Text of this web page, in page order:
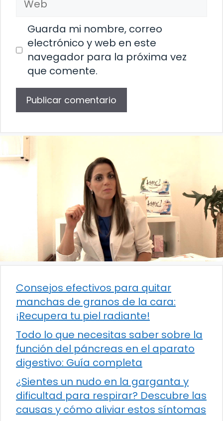
Guarda mi nombre, correo
electrónico y web en este
navegador para la próxima vez
que comente.
Consejos efectivos para quitar
manchas de granos de la cara:
¡Recupera tu piel radiante!
Todo lo que necesitas saber sobre la
función del páncreas en el aparato
digestivo: Guía completa
¿Sientes un nudo en la garganta y
dificultad para respirar? Descubre las
causas y cómo aliviar estos síntomas